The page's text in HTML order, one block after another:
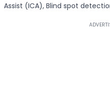
Assist (ICA), Blind spot